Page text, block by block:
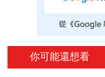
你可能還想看